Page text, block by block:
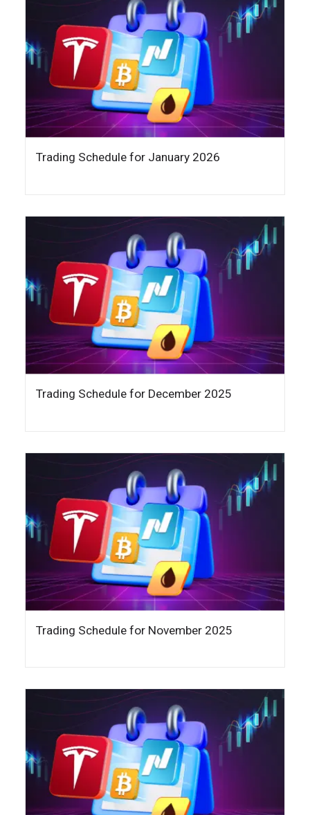
Trading Schedule for January 2026
Trading Schedule for December 2025
Trading Schedule for November 2025